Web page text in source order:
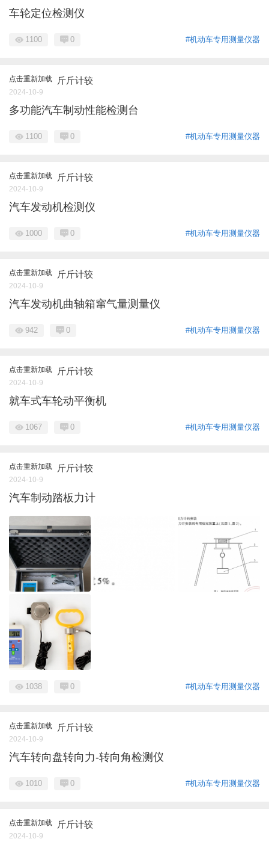
车轮定位检测仪
#机动车专用测量仪器
1100 0
点击重新加载 斤斤计较
2024-10-9
多功能汽车制动性能检测台
#机动车专用测量仪器
1100 0
点击重新加载 斤斤计较
2024-10-9
汽车发动机检测仪
#机动车专用测量仪器
1000 0
点击重新加载 斤斤计较
2024-10-9
汽车发动机曲轴箱窜气量测量仪
#机动车专用测量仪器
942 0
点击重新加载 斤斤计较
2024-10-9
就车式车轮动平衡机
#机动车专用测量仪器
1067 0
点击重新加载 斤斤计较
2024-10-9
汽车制动踏板力计
#机动车专用测量仪器
1038 0
点击重新加载 斤斤计较
2024-10-9
汽车转向盘转向力-转向角检测仪
#机动车专用测量仪器
1010 0
点击重新加载 斤斤计较
2024-10-9